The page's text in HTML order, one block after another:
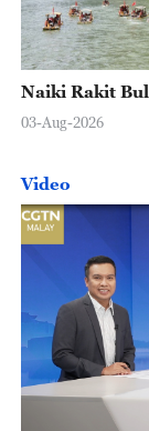
Naiki Rakit
03-Aug-2026
Video